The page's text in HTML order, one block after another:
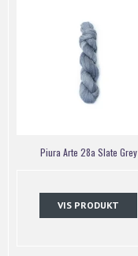
Piura Arte 28a Slate Grey
VIS PRODUKT